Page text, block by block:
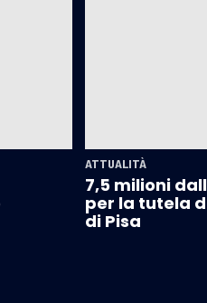
ATTUALITÀ
7,5 milioni
per la tutela
di Pisa